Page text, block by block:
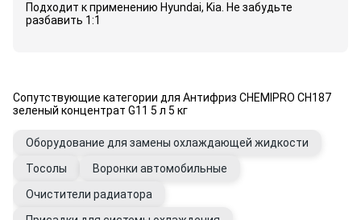
Подходит к применению Hyundai, Kia. Не забудьте
разбавить 1:1
Сопутствующие категории для Антифриз CHEMIPRO CH187
зеленый концентрат G11 5 л 5 кг
Оборудование для замены охлаждающей жидкости
Тосолы
Воронки автомобильные
Очистители радиатора